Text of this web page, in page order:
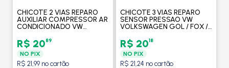
CHICOTE 2 VIAS REPARO
AUXILIAR COMPRESSOR AR
CONDICIONADO VW
CHICOTES
R$ 2089
NO PIX
R$ 21,99 no cartão
CHICOTE 3 VIAS REPARO
SENSOR PRESSAO VW
VOLKSWAGEN GOL / FOX /
R$ 2018
NO PIX
R$ 21,24 no cartão